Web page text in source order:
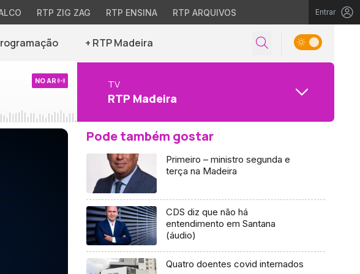
RTP ZIG ZAG RTP ENSINA RTP ARQUIVOS Entrar
+ RTP Madeira
NO AR TV
RTP Madeira
Pode também gostar
Primeiro – ministro segunda e
terça na Madeira
CDS diz que não há
entendimento em Santana
(áudio)
Quatro doentes covid internados